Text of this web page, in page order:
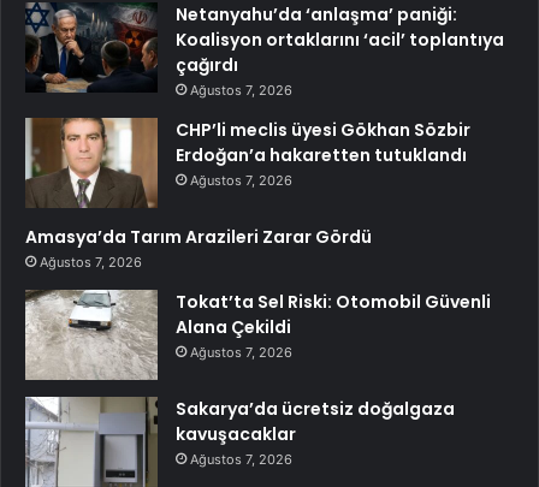
Netanyahu’da ‘anlaşma’ paniği:
Koalisyon ortaklarını ‘acil’ toplantıya
çağırdı
Ağustos 7, 2026
CHP’li meclis üyesi Gökhan Sözbir
Erdoğan’a hakaretten tutuklandı
Ağustos 7, 2026
Amasya’da Tarım Arazileri Zarar Gördü
Ağustos 7, 2026
Tokat’ta Sel Riski: Otomobil Güvenli
Alana Çekildi
Ağustos 7, 2026
Sakarya’da ücretsiz doğalgaza
kavuşacaklar
Ağustos 7, 2026